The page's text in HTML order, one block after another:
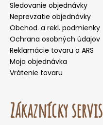
Sledovanie objednávky
Neprevzatie objednávky
Obchod. a rekl. podmienky
Ochrana osobných údajov
Reklamácie tovaru a ARS
Moja objednávka
Vrátenie tovaru
Zákaznícky servis